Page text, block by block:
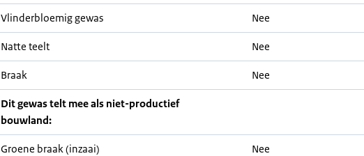
Vlinderbloemig gewas Nee
Natte teelt Nee
Braak Nee
Dit gewas telt mee als niet-productief
bouwland:
Groene braak (inzaai) Nee